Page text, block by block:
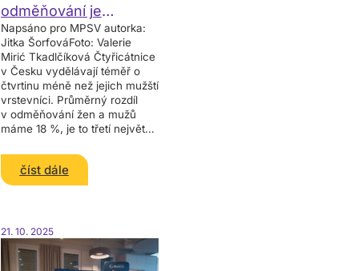
odměňování je
potřeba prosazovat
v praxi
Napsáno pro MPSV autorka:
Jitka ŠorfováFoto: Valerie
Mirić Tkadlčíková Čtyřicátnice
v Česku vydělávají téměř o
čtvrtinu méně než jejich mužští
vrstevníci. Průměrný rozdíl
v odměňování žen a mužů
máme 18 %, je to třetí největší
číst dále
21. 10. 2025